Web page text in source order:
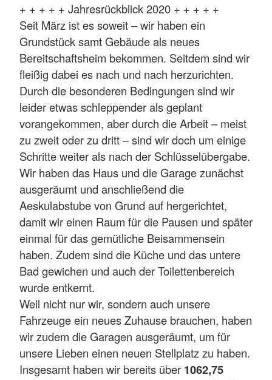
+ + + + + Jahresrückblick 2020 + + + + +
Seit März ist es soweit – wir haben ein
Grundstück samt Gebäude als neues
Bereitschaftsheim bekommen. Seitdem sind wir
fleißig dabei es nach und nach herzurichten.
Durch die besonderen Bedingungen sind wir
leider etwas schleppender als geplant
vorangekommen, aber durch die Arbeit – meist
zu zweit oder zu dritt – sind wir doch um einige
Schritte weiter als nach der Schlüsselübergabe.
Wir haben das Haus und die Garage zunächst
ausgeräumt und anschließend die
Aeskulabstube von Grund auf hergerichtet,
damit wir einen Raum für die Pausen und später
einmal für das gemütliche Beisammensein
haben. Zudem sind die Küche und das untere
Bad gewichen und auch der Toilettenbereich
wurde entkernt.
Weil nicht nur wir, sondern auch unsere
Fahrzeuge ein neues Zuhause brauchen, haben
wir zudem die Garagen ausgeräumt, um für
unsere Lieben einen neuen Stellplatz zu haben.
Insgesamt haben wir bereits über 1062,75